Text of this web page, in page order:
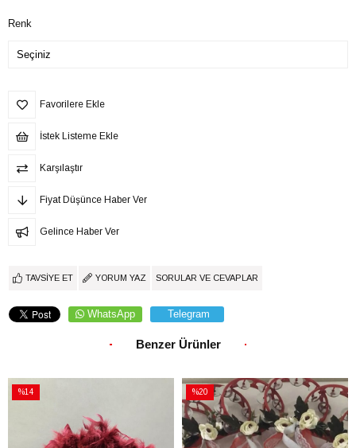
Renk
Favorilere Ekle
İstek Listeme Ekle
Karşılaştır
Fiyat Düşünce Haber Ver
Gelince Haber Ver
TAVSIYE ET YORUM YAZ SORULAR VE CEVAPLAR
WhatsApp Telegram
Benzer Ürünler
%14
%20
İndirim
%20İndirim